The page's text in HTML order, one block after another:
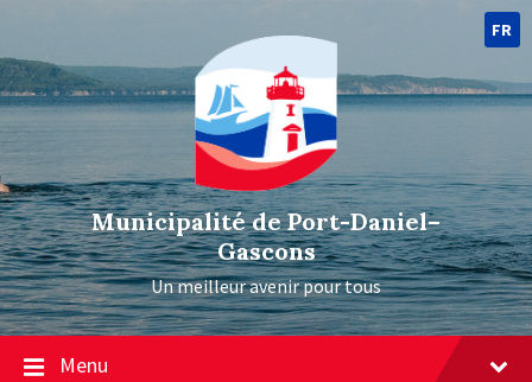
FR
Municipalité de Port-Daniel–
Gascons
Un meilleur avenir pour tous
Menu